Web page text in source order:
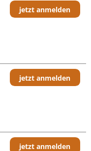
jetzt anmelden
jetzt anmelden
jetzt anmelden